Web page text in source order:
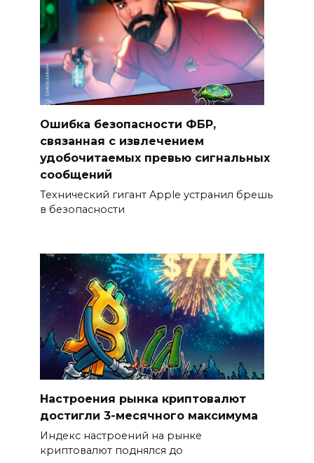
Ошибка безопасности ФБР,
связанная с извлечением
удобочитаемых превью сигнальных
сообщений
Технический гигант Apple устранил брешь
в безопасности
Настроения рынка криптовалют
достигли 3-месячного максимума
Индекс настроений на рынке
криптовалют поднялся до